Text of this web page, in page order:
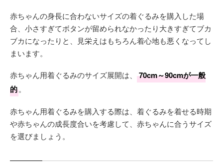
赤ちゃんの身長に合わないサイズの着ぐるみを購入した場
合、小さすぎてボタンが留められなかったり大きすぎてブカ
ブカになったりと、見栄えはもちろん着心地も悪くなってし
まいます。
赤ちゃん用着ぐるみのサイズ展開は、
70cm～90cmが一般
的。
赤ちゃん用着ぐるみを購入する際は、着ぐるみを着せる時期
や赤ちゃんの成長度合いを考慮して、赤ちゃんに合うサイズ
を選びましょう。